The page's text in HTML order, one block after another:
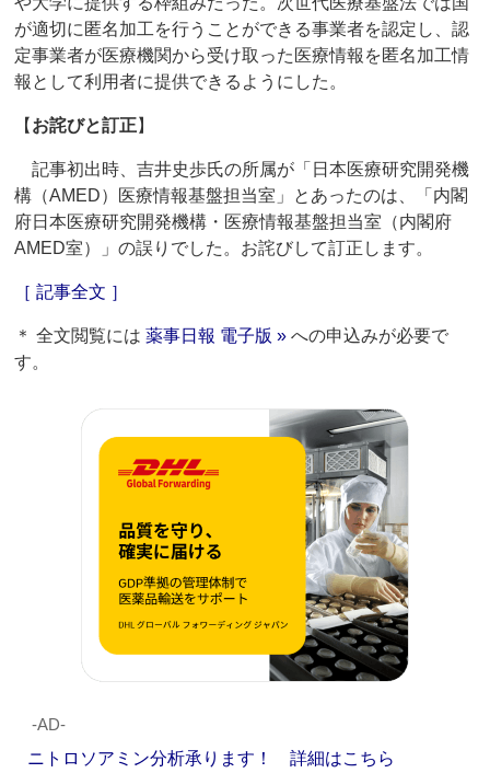
が適切に匿名加工を行うことができる事業者を認定し、認
定事業者が医療機関から受け取った医療情報を匿名加工情
報として利用者に提供できるようにした。
【 お詫びと訂正】
記事初出時、吉井史歩氏の所属が「日本医療研究開発機
構（AMED）医療情報基盤担当室」とあったのは、「内閣
府日本医療研究開発機構・医療情報基盤担当室（内閣府
AMED室）」の誤りでした。お詫びして訂正します。
［ 記事全文 ］
＊ 全文閲覧には薬事日報 電子版 » への申込みが必要で
す。
‐AD‐
ニトロソアミン分析承ります！ 詳細はこちら